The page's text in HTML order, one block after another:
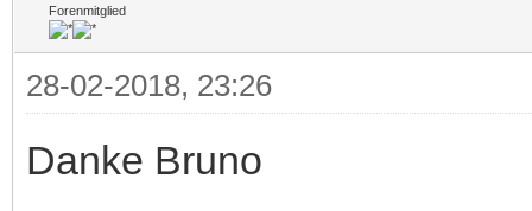
Forenmitglied
28-02-2018, 23:26
Danke Bruno